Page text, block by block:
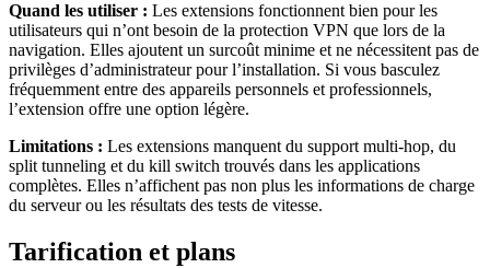
Quand les utiliser : Les extensions fonctionnent bien pour les
utilisateurs qui n’ont besoin de la protection VPN que lors de la
navigation. Elles ajoutent un surcoût minime et ne nécessitent pas de
privilèges d’administrateur pour l’installation. Si vous basculez
fréquemment entre des appareils personnels et professionnels,
l’extension offre une option légère.
Limitations : Les extensions manquent du support multi-hop, du
split tunneling et du kill switch trouvés dans les applications
complètes. Elles n’affichent pas non plus les informations de charge
du serveur ou les résultats des tests de vitesse.
Tarification et plans